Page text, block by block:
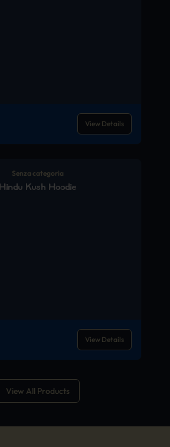
View Details
Senza categoria
Hindu Kush Hoodie
View Details
View All Products